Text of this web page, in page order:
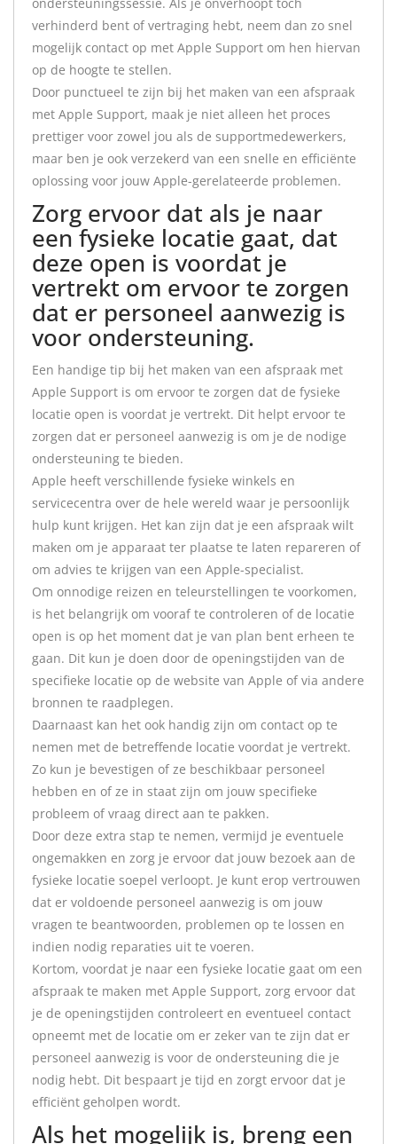
verhinderd bent of vertraging hebt, neem dan zo snel
mogelijk contact op met Apple Support om hen hiervan
op de hoogte te stellen.
Door punctueel te zijn bij het maken van een afspraak
met Apple Support, maak je niet alleen het proces
prettiger voor zowel jou als de supportmedewerkers,
maar ben je ook verzekerd van een snelle en efficiënte
oplossing voor jouw Apple-gerelateerde problemen.
Zorg ervoor dat als je naar
een fysieke locatie gaat, dat
deze open is voordat je
vertrekt om ervoor te zorgen
dat er personeel aanwezig is
voor ondersteuning.
Een handige tip bij het maken van een afspraak met
Apple Support is om ervoor te zorgen dat de fysieke
locatie open is voordat je vertrekt. Dit helpt ervoor te
zorgen dat er personeel aanwezig is om je de nodige
ondersteuning te bieden.
Apple heeft verschillende fysieke winkels en
servicecentra over de hele wereld waar je persoonlijk
hulp kunt krijgen. Het kan zijn dat je een afspraak wilt
maken om je apparaat ter plaatse te laten repareren of
om advies te krijgen van een Apple-specialist.
Om onnodige reizen en teleurstellingen te voorkomen,
is het belangrijk om vooraf te controleren of de locatie
open is op het moment dat je van plan bent erheen te
gaan. Dit kun je doen door de openingstijden van de
specifieke locatie op de website van Apple of via andere
bronnen te raadplegen.
Daarnaast kan het ook handig zijn om contact op te
nemen met de betreffende locatie voordat je vertrekt.
Zo kun je bevestigen of ze beschikbaar personeel
hebben en of ze in staat zijn om jouw specifieke
probleem of vraag direct aan te pakken.
Door deze extra stap te nemen, vermijd je eventuele
ongemakken en zorg je ervoor dat jouw bezoek aan de
fysieke locatie soepel verloopt. Je kunt erop vertrouwen
dat er voldoende personeel aanwezig is om jouw
vragen te beantwoorden, problemen op te lossen en
indien nodig reparaties uit te voeren.
Kortom, voordat je naar een fysieke locatie gaat om een
afspraak te maken met Apple Support, zorg ervoor dat
je de openingstijden controleert en eventueel contact
opneemt met de locatie om er zeker van te zijn dat er
personeel aanwezig is voor de ondersteuning die je
nodig hebt. Dit bespaart je tijd en zorgt ervoor dat je
efficiënt geholpen wordt.
Als het mogelijk is, breng een